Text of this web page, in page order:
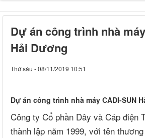
Liên hệ
Dự án công trình nhà
Hải Dương
Thứ sáu - 08/11/2019 10:51
Dự án công trình nhà máy CADI-SUN
Công ty Cổ phần Dây và Cáp điện
thành lập năm 1999, với tên